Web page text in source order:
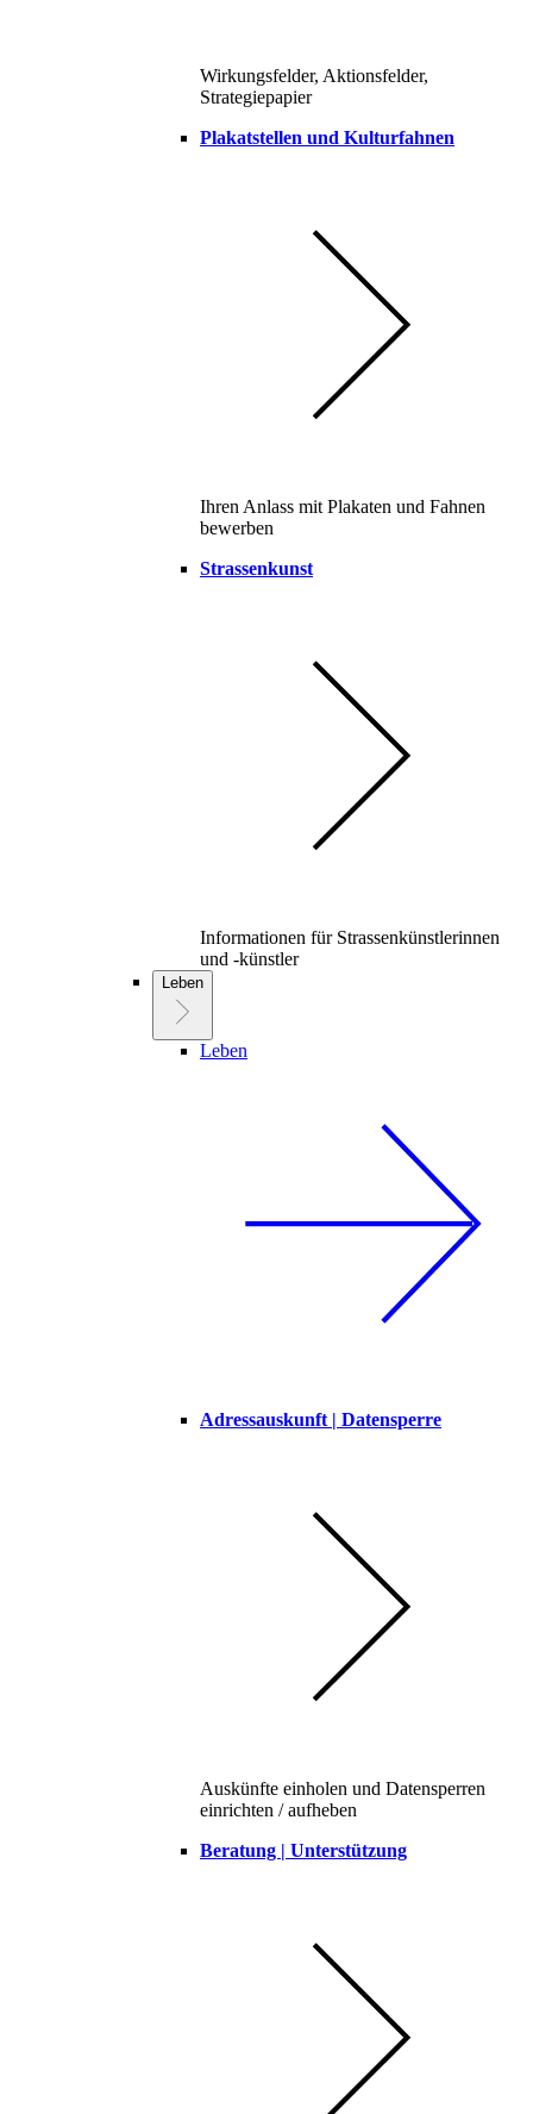
Wirkungsfelder, Aktionsfelder,
Strategiepapier
Plakatstellen und Kulturfahnen
Ihren Anlass mit Plakaten und Fahnen
bewerben
Strassenkunst
Informationen für Strassenkünstlerinnen
und -künstler
Leben
Leben
Adressauskunft | Datensperre
Auskünfte einholen und Datensperren
einrichten / aufheben
Beratung | Unterstützung